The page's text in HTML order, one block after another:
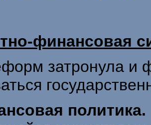
финансовая
затронула и
политика.